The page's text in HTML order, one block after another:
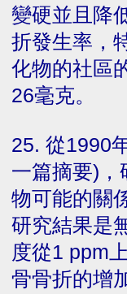
變硬並且降
折發生率，
化物的社區
26毫克。
25. 從1990
一篇摘要)，
物可能的關
研究結果是
度從1 ppm
骨骨折的增